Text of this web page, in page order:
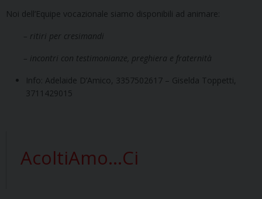
Noi dell’Equipe vocazionale siamo disponibili ad animare:
– ritiri per cresimandi
– incontri con testimonianze, preghiera e fraternità
Info: Adelaide D’Amico, 3357502617 – Giselda Toppetti,
3711429015
AcoltiAmo…Ci